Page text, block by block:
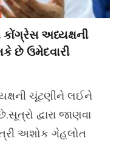
અધ્યક્ષની
છે ઉમેદવારી
ચૂંટણીને લઈને
દ્વારા જાણવા
અશોક ગેહલોત